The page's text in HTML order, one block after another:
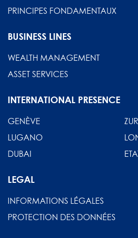
PRINCIPES FONDAMENTAUX
BUSINESS LINES
WEALTH MANAGEMENT
ASSET SERVICES
INTERNATIONAL PRESENCE
GENÈVE
LUGANO
DUBAI
LEGAL
INFORMATIONS LÉGALES
PROTECTION DES DONNÉES